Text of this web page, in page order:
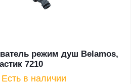
режим душ Belamos,
7210
Есть в наличии